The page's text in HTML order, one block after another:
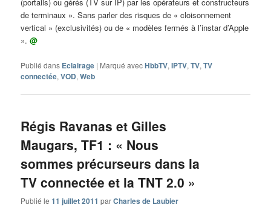
(portails) ou gérés (TV sur IP) par les opérateurs et constructeurs
de terminaux ». Sans parler des risques de « cloisonnement
vertical » (exclusivités) ou de « modèles fermés à l’instar d’Apple
».@
Publié dans Eclairage | Marqué avecHbbTV,IPTV,TV,TV
connectée,VOD,Web
Régis Ravanas et Gilles
Maugars, TF1 : « Nous
sommes précurseurs dans la
TV connectée et la TNT 2.0 »
Publié le11 juillet 2011 parCharles de Laubier